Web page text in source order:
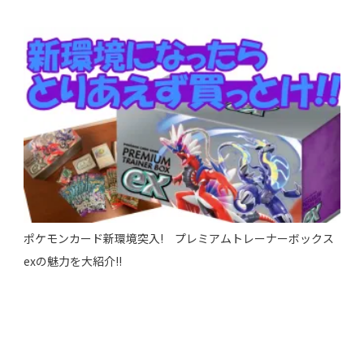
ポケモンカード新環境突入! プレミアムトレーナーボックス
exの魅力を大紹介!!